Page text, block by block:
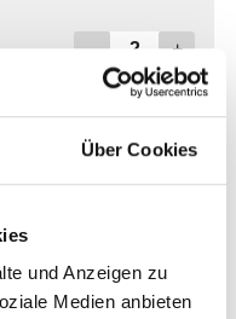
Über Cookies
und Anzeigen zu
Medien anbieten